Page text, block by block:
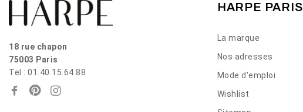
18 rue chapon
75003 Paris
Tel : 01.40.15.64.88
HARPE PARIS
La marque
Nos adresses
Mode d'emploi
Wishlist